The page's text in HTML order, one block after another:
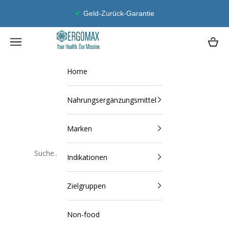
Geld-Zurück-Garantie
Ergomax
Navigationsmenü öffnen
Home
Nahrungsergänzungsmittel
Marken
Indikationen
Zielgruppen
Non-food